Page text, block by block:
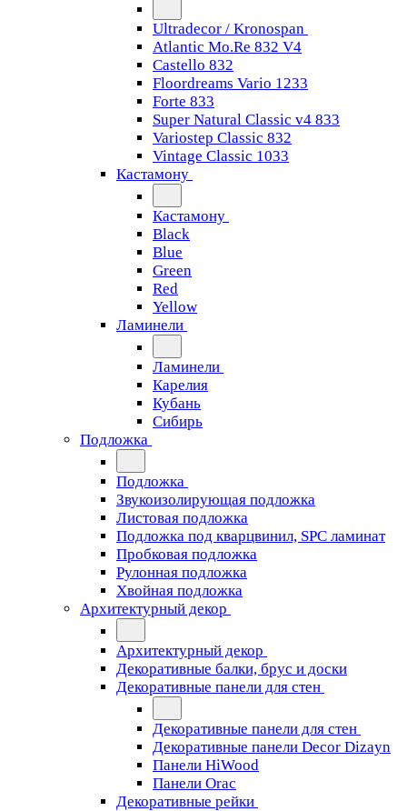
Ultradecor / Kronospan
Atlantic Mo.Re 832 V4
Castello 832
Floordreams Vario 1233
Forte 833
Super Natural Classic v4 833
Variostep Classic 832
Vintage Classic 1033
Кастамону
Кастамону
Black
Blue
Green
Red
Yellow
Ламинели
Ламинели
Карелия
Кубань
Сибирь
Подложка
Подложка
Звукоизолирующая подложка
Листовая подложка
Подложка под кварцвинил, SPC ламинат
Пробковая подложка
Рулонная подложка
Хвойная подложка
Архитектурный декор
Архитектурный декор
Декоративные балки, брус и доски
Декоративные панели для стен
Декоративные панели для стен
Декоративные панели Decor Dizayn
Панели HiWood
Панели Orac
Декоративные рейки